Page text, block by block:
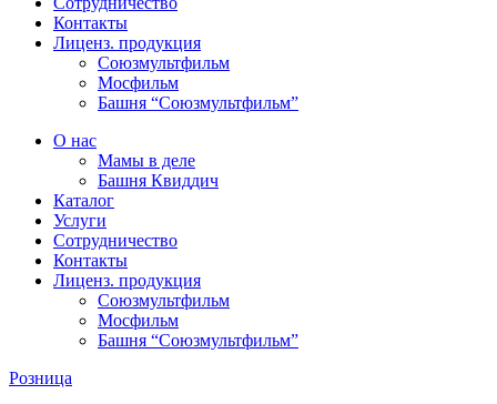
Контакты
Лиценз. продукция
Союзмультфильм
Мосфильм
Башня “Союзмультфильм”
О нас
Мамы в деле
Башня Квиддич
Каталог
Услуги
Сотрудничество
Контакты
Лиценз. продукция
Союзмультфильм
Мосфильм
Башня “Союзмультфильм”
Розница